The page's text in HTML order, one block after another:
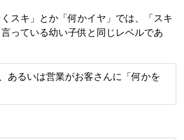
スキ」とか「何かイヤ」では、「スキ
っている幼い子供と同じレベルであ
あるいは営業がお客さんに「何かを